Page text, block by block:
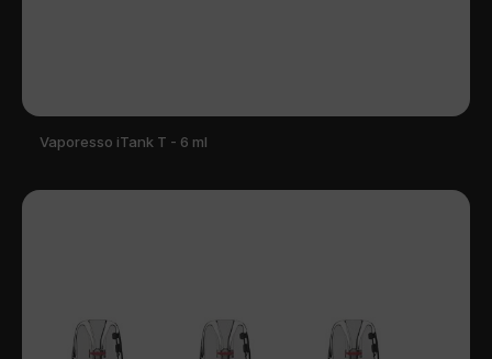
Vaporesso iTank T - 6 ml